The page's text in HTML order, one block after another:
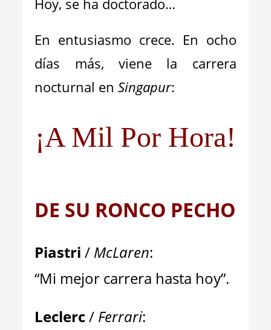
Hoy, se ha doctorado…
En entusiasmo crece. En ocho
días más, viene la carrera
nocturnal enSingapur:
¡A Mil Por Hora!
DE SU RONCO PECHO
Piastri/ McLaren:
“Mi mejor carrera hasta hoy”.
Leclerc/ Ferrari: